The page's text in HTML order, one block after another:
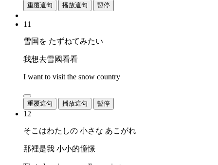
重覆這句 播放這句 暫停
11
雪国を たずねてみたい
我想去雪國看看
I want to visit the snow country
重覆這句 播放這句 暫停
12
そこはわたしの 小さな あこがれ
那裡是我 小小的憧憬